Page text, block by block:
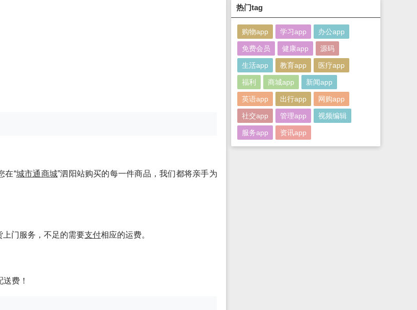
在“城市通商城”泗阳站购买的每一件商品，我们都将亲手为
上门服务，不足的需要支付相应的运费。
费！
热门tag
购物app 学习app 办公app
免费会员 健康app 源码
生活app 教育app 医疗app
福利 商城app 新闻app
英语app 出行app 网购app
社交app 管理app 视频编辑
服务app 资讯app